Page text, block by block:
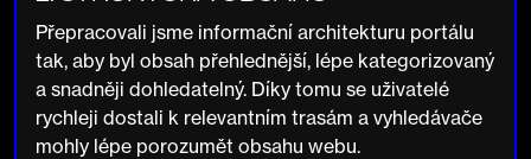
Přepracovali jsme informační architekturu portálu
tak, aby byl obsah přehlednější, lépe kategorizovaný
a snadněji dohledatelný. Díky tomu se uživatelé
rychleji dostali k relevantním trasám a vyhledávače
mohly lépe porozumět obsahu webu.